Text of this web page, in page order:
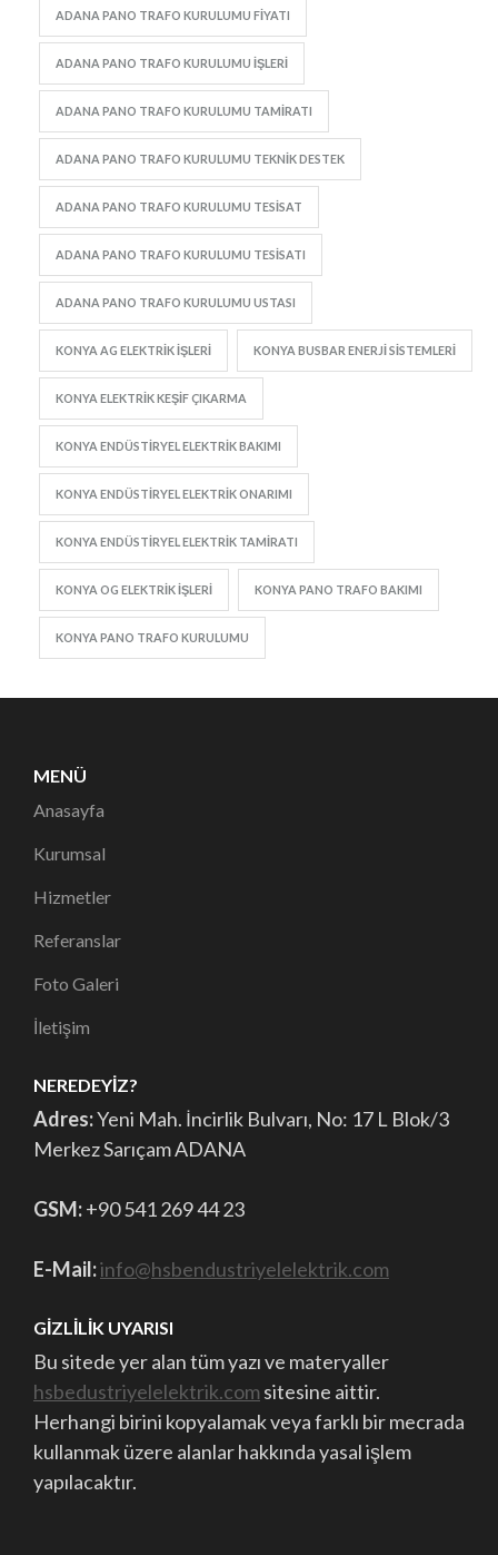
ADANA PANO TRAFO KURULUMU FIYATI
ADANA PANO TRAFO KURULUMU IŞLERI
ADANA PANO TRAFO KURULUMU TAMIRATI
ADANA PANO TRAFO KURULUMU TEKNIK DESTEK
ADANA PANO TRAFO KURULUMU TESISAT
ADANA PANO TRAFO KURULUMU TESISATI
ADANA PANO TRAFO KURULUMU USTASI
KONYA AG ELEKTRIK IŞLERI KONYA BUSBAR ENERJI SISTEMLERI
KONYA ELEKTRIK KEŞIF ÇIKARMA
KONYA ENDÜSTIRYEL ELEKTRIK BAKIMI
KONYA ENDÜSTIRYEL ELEKTRIK ONARIMI
KONYA ENDÜSTIRYEL ELEKTRIK TAMIRATI
KONYA OG ELEKTRIK IŞLERI KONYA PANO TRAFO BAKIMI
KONYA PANO TRAFO KURULUMU
MENÜ
Anasayfa
Kurumsal
Hizmetler
Referanslar
Foto Galeri
İletişim
NEREDEYIZ?
Adres:Yeni Mah. İncirlik Bulvarı, No: 17 L Blok/3
Merkez Sarıçam ADANA
GSM:+90 541 269 44 23
E-Mail:info@hsbendustriyelelektrik.com
GIZLILIK UYARISI
Bu sitede yer alan tüm yazı ve materyaller
hsbedustriyelelektrik.com sitesine aittir.
Herhangi birini kopyalamak veya farklı bir mecrada
kullanmak üzere alanlar hakkında yasal işlem
yapılacaktır.